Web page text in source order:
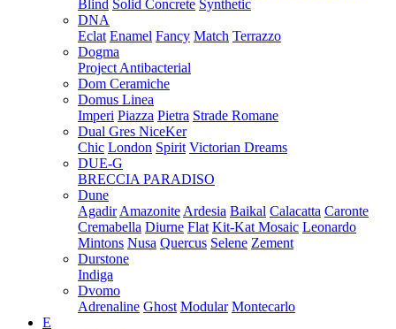
Blind Solid Concrete Synthetic
DNA
Eclat Enamel Fancy Match Terrazzo
Dogma
Project Antibacterial
Dom Ceramiche
Domus Linea
Imperi Piazza Pietra Strade Romane
Dual Gres NiceKer
Chic London Spirit Victorian Dreams
DUE-G
BRECCIA PARADISO
Dune
Agadir Amazonite Ardesia Baikal Calacatta Caronte
Cremabella Diurne Flat Kit-Kat Mosaic Leonardo
Mintons Nusa Quercus Selene Zement
Durstone
Indiga
Dvomo
Adrenaline Ghost Modular Montecarlo
E